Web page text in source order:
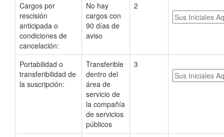
Cargos por
rescisión
anticipada o
condiciones de
cancelación:
No hay
cargos con
90 días de
aviso
2
Portabilidad o
transferibilidad de
la suscripción:
Transferible
dentro del
área de
servicio de
la compañía
de servicios
públicos
3